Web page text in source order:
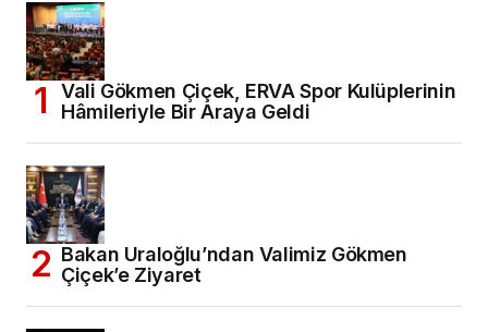
Vali Gökmen Çiçek, ERVA Spor Kulüplerinin
Hâmileriyle Bir Araya Geldi
Bakan Uraloğlu’ndan Valimiz Gökmen
Çiçek’e Ziyaret